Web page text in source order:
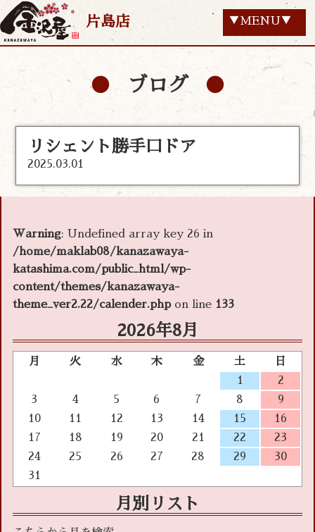
片島店 ▼MENU▼
ブログ
リシェント勝手口ドア
2025.03.01
Warning: Undefined array key 26 in
/home/maklab08/kanazawaya-
katashima.com/public_html/wp-
content/themes/kanazawaya-
theme_ver2.22/calender.phpon line 133
2026年8月
月 火 水 木 金 土
日
1
2
3
4 5 6 7 8
9
10
11 12 13 14 15
16
17
18 19 20 21 22
23
24
25 26 27 28 29
30
31
月別リスト